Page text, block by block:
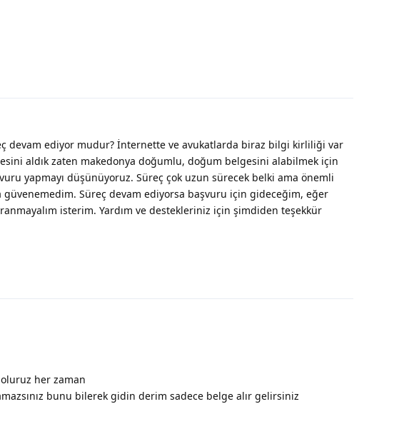
devam ediyor mudur? İnternette ve avukatlarda biraz bilgi kirliliği var
aldık zaten makedonya doğumlu, doğum belgesini alabilmek için
yapmayı düşünüyoruz. Süreç çok uzun sürecek belki ama önemli
güvenemedim. Süreç devam ediyorsa başvuru için gideceğim, eğer
isterim. Yardım ve destekleriniz için şimdiden teşekkür
her zaman
bunu bilerek gidin derim sadece belge alır gelirsiniz